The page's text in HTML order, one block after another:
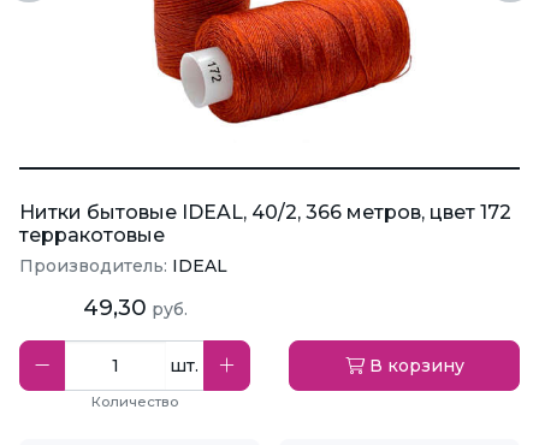
Нитки бытовые IDEAL, 40/2, 366 метров, цвет 172
терракотовые
Производитель: IDEAL
49,30 руб.
шт.
Количество
В корзину